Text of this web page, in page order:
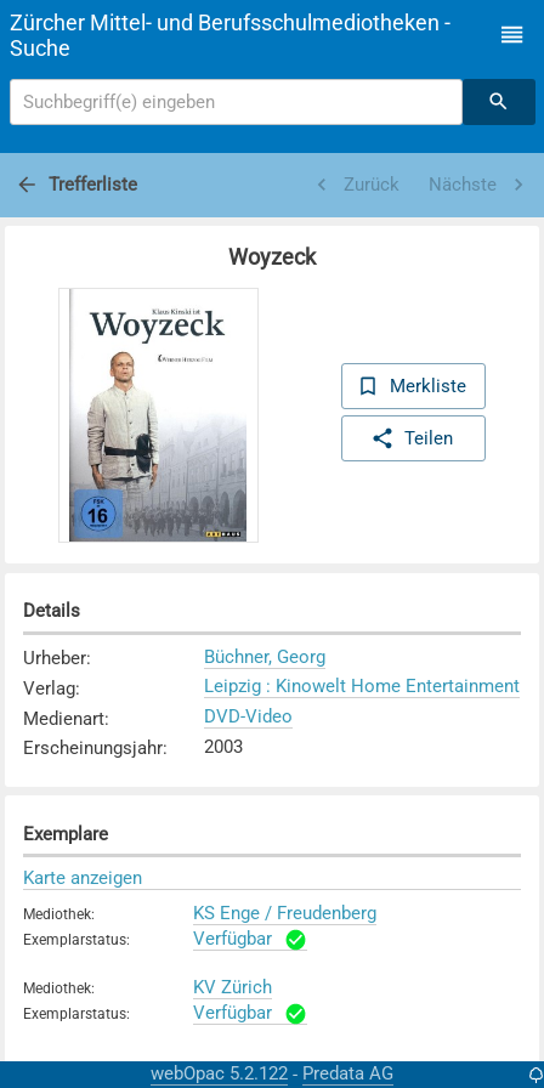
Zürcher Mittel- und Berufsschulmediotheken -
Suche
Suchbegriff(e) eingeben
Trefferliste Zurück Nächste
Woyzeck
Merkliste
Teilen
Details
Urheber:
Büchner, Georg
Verlag:
Leipzig : Kinowelt Home Entertainment
Medienart:
DVD-Video
Erscheinungsjahr: 2003
Exemplare
Karte anzeigen
Mediothek: KS Enge / Freudenberg
Exemplarstatus: Verfügbar
Mediothek: KV Zürich
Exemplarstatus: Verfügbar
webOpac 5.2.122 - Predata AG